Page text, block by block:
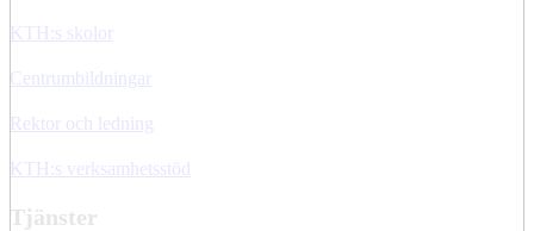
KTH:s skolor
Centrumbildningar
Rektor och ledning
KTH:s verksamhetsstöd
Tjänster